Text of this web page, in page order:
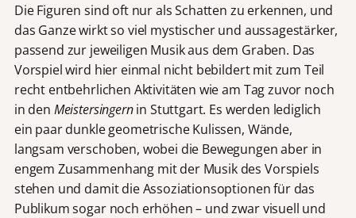
Die Figuren sind oft nur als Schatten zu erkennen, und
das Ganze wirkt so viel mystischer und aussagestärker,
passend zur jeweiligen Musik aus dem Graben. Das
Vorspiel wird hier einmal nicht bebildert mit zum Teil
recht entbehrlichen Aktivitäten wie am Tag zuvor noch
in den Meistersingernin Stuttgart. Es werden lediglich
ein paar dunkle geometrische Kulissen, Wände,
langsam verschoben, wobei die Bewegungen aber in
engem Zusammenhang mit der Musik des Vorspiels
stehen und damit die Assoziationsoptionen für das
Publikum sogar noch erhöhen – und zwar visuell und